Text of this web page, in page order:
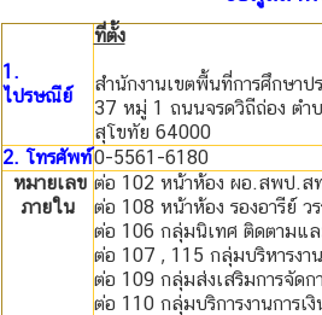
1.
ไปรษณีย์
ที่ตั้ง
สำนักงานเขตพื้นที่การศึกษาป
37 หมู่ 1 ถนนจรดวิถีถ่อง ตำ
สุโขทัย 64000
2. โทรศัพท์0-5561-6180
หมายเลข
ภายใน
ต่อ 102 หน้าห้อง ผอ.สพป.ส
ต่อ 108 หน้าห้อง รองอารีย์
ต่อ 106 กลุ่มนิเทศ ติดตามแล
ต่อ 107 , 115 กลุ่มบริหารงา
ต่อ 109 กลุ่มส่งเสริมการจัดก
ต่อ 110 กลุ่มบริการงานการเ